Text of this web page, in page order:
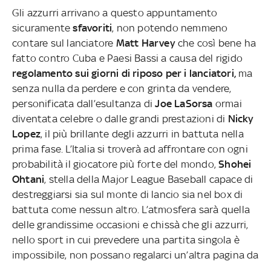
Gli azzurri arrivano a questo appuntamento
sicuramentesfavoriti, non potendo nemmeno
contare sul lanciatore Matt Harveyche così bene ha
fatto contro Cuba e Paesi Bassi a causa del rigido
regolamento sui giorni di riposo per i lanciatori,ma
senza nulla da perdere e con grinta da vendere,
personificata dall’esultanza diJoe LaSorsa ormai
diventata celebre o dalle grandi prestazioni di Nicky
Lopez, il più brillante degli azzurri in battuta nella
prima fase. L’Italia si troverà ad affrontare con ogni
probabilità il giocatore più forte del mondo,Shohei
Ohtani, stella della Major League Baseball capace di
destreggiarsi sia sul monte di lancio sia nel box di
battuta come nessun altro. L’atmosfera sarà quella
delle grandissime occasioni e chissà che gli azzurri,
nello sport in cui prevedere una partita singola è
impossibile, non possano regalarci un’altra pagina da